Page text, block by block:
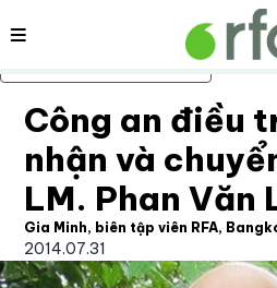
Bỏ qua nội dung chính
Nội dung
Công an điều
nhận và
LM. Phan Văn
Gia Minh, biên tập viên RFA,
2014.07.31